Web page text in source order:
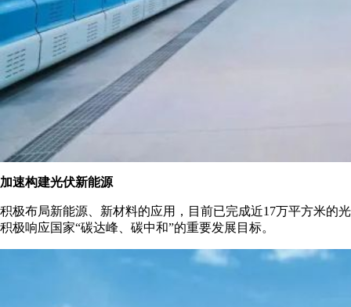
加速构建光伏新能源
积极布局新能源、新材料的应用，目前已完成近17万平方米的
积极响应国家“碳达峰、碳中和”的重要发展目标。